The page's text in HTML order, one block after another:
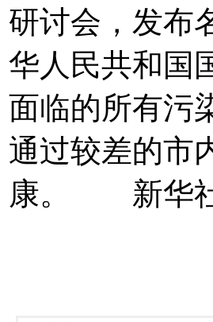
研讨会，发布
华人民共和国
面临的所有污
通过较差的市
康。 新华社